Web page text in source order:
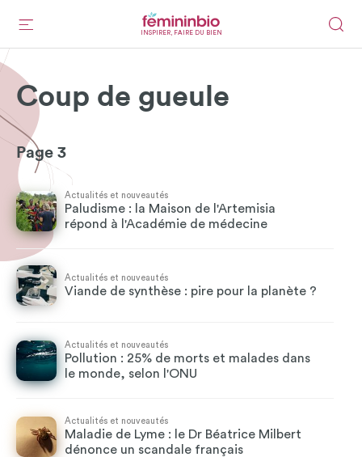
INSPIRER, FAIRE DU BIEN
Coup de gueule
Page 3
Actualités et nouveautés
Paludisme : la Maison de l'Artemisia
répond à l'Académie de médecine
Actualités et nouveautés
Viande de synthèse : pire pour la planète ?
Actualités et nouveautés
Pollution : 25% de morts et malades dans
le monde, selon l'ONU
Actualités et nouveautés
Maladie de Lyme : le Dr Béatrice Milbert
dénonce un scandale français